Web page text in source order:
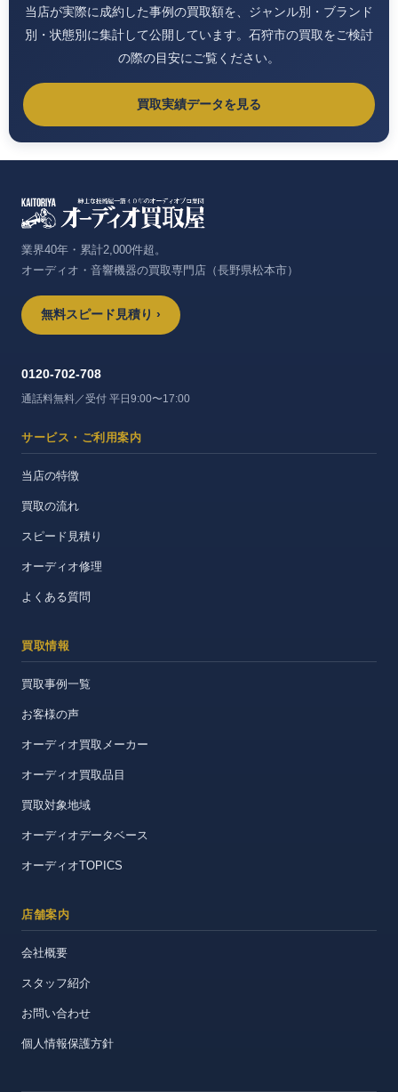
当店が実際に成約した事例の買取額を、ジャンル別・ブランド
別・状態別に集計して公開しています。石狩市の買取をご検討
の際の目安にご覧ください。
買取実績データを見る
業界40年・累計2,000件超。
オーディオ・音響機器の買取専門店（長野県松本市）
無料スピード見積り ›
0120-702-708
通話料無料／受付 平日9:00〜17:00
サービス・ご利用案内
当店の特徴
買取の流れ
スピード見積り
オーディオ修理
よくある質問
買取情報
買取事例一覧
お客様の声
オーディオ買取メーカー
オーディオ買取品目
買取対象地域
オーディオデータベース
オーディオTOPICS
店舗案内
会社概要
スタッフ紹介
お問い合わせ
個人情報保護方針